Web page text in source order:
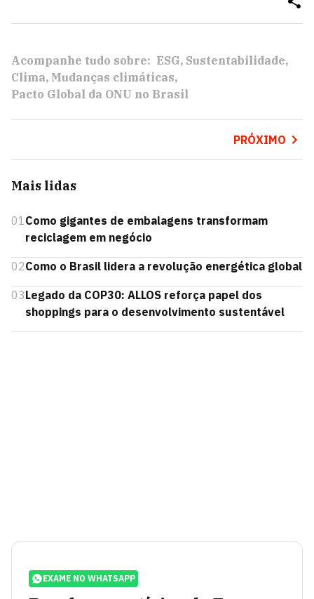
Acompanhe tudo sobre: ESG Sustentabilidade
Clima Mudanças climáticas
Pacto Global da ONU no Brasil
PRÓXIMO
Mais lidas
01Como gigantes de embalagens transformam
reciclagem em negócio
02Como o Brasil lidera a revolução energética global
03Legado da COP30: ALLOS reforça papel dos
shoppings para o desenvolvimento sustentável
EXAME NO WHATSAPP